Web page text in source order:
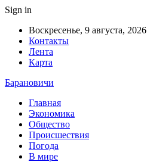
Sign in
Воскресенье, 9 августа, 2026
Контакты
Лента
Карта
Барановичи
Главная
Экономика
Общество
Происшествия
Погода
В мире